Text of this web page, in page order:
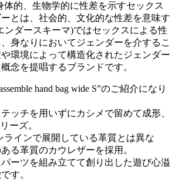
体的、生物学的に性差を示すセックス
とは、社会的、文化的な性差を意味す
ンダースキーマ)ではセックスによる性
身なりにおいてジェンダーを介するこ
環境によって構造化されたジェンダー
念を提唱するブランドです。
hand bag wide S”のご紹介になり
ッチを用いずにカシメで留めて成形、
ーズ。
ラインで展開している革質とは異な
る革質のカウレザーを採用。
ーツを組み立てて創り出した遊び心溢
す。